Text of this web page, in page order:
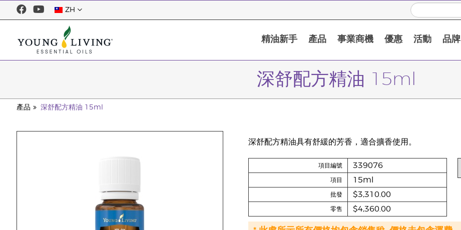
ZH
精油新手 產品 事業商機 優惠 活動 品牌
深舒配方精油 15ml
產品 深舒配方精油 15ml
深舒配方精油具有舒緩的芳香，適合擴香使用。
項目編號 339076
項目 15ml
批發 $3,310.00
零售 $4,360.00